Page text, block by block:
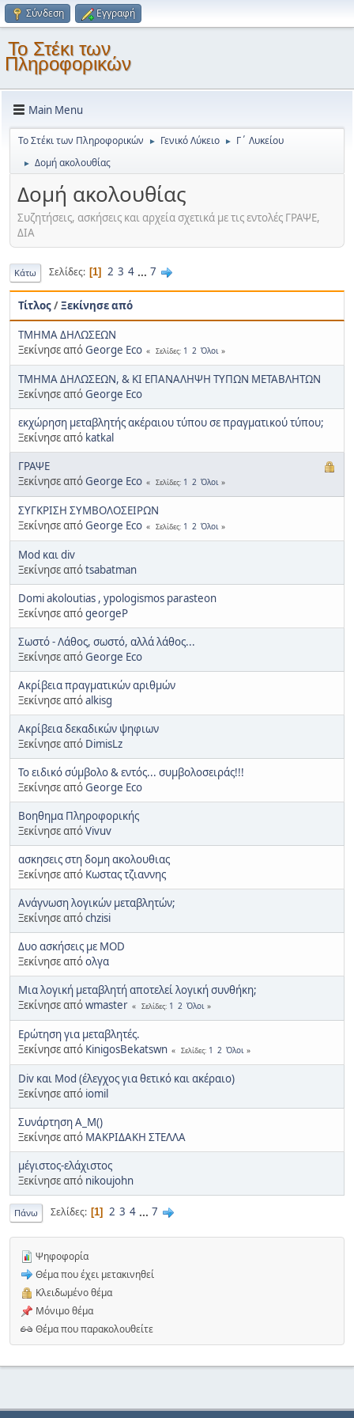
Σύνδεση Εγγραφή
Το Στέκι των
Πληροφορικών
Main Menu
Το Στέκι των Πληροφορικών ► Γενικό Λύκειο ► Γ΄ Λυκείου
► Δομή ακολουθίας
Δομή ακολουθίας
Συζητήσεις, ασκήσεις και αρχεία σχετικά με τις εντολές ΓΡΑΨΕ,
ΔΙΑ
Κάτω Σελίδες 1 2 3 4 ... 7
Τίτλος/Ξεκίνησε από
ΤΜΗΜΑ ΔΗΛΩΣΕΩΝ
Ξεκίνησε απόGeorge Eco Σελίδες 1 2 Όλοι
ΤΜΗΜΑ ΔΗΛΩΣΕΩΝ, & ΚΙ ΕΠΑΝΑΛΗΨΗ ΤΥΠΩΝ ΜΕΤΑΒΛΗΤΩΝ
Ξεκίνησε απόGeorge Eco
εκχώρηση μεταβλητής ακέραιου τύπου σε πραγματικού τύπου;
Ξεκίνησε από katkal
ΓΡΑΨΕ
Ξεκίνησε απόGeorge Eco Σελίδες 1 2 Όλοι
ΣΥΓΚΡΙΣΗ ΣΥΜΒΟΛΟΣΕΙΡΩΝ
Ξεκίνησε απόGeorge Eco Σελίδες 1 2 Όλοι
Mod και div
Ξεκίνησε απόtsabatman
Domi akoloutias , ypologismos parasteon
Ξεκίνησε απόgeorgeP
Σωστό - Λάθος, σωστό, αλλά λάθος...
Ξεκίνησε απόGeorge Eco
Ακρίβεια πραγματικών αριθμών
Ξεκίνησε απόalkisg
Ακρίβεια δεκαδικών ψηφιων
Ξεκίνησε από DimisLz
Το ειδικό σύμβολο & εντός... συμβολοσειράς!!!
Ξεκίνησε απόGeorge Eco
Βοηθημα Πληροφορικής
Ξεκίνησε απόVivuv
ασκησεις στη δομη ακολουθιας
Ξεκίνησε από Κωστας τζιαννης
Ανάγνωση λογικών μεταβλητών;
Ξεκίνησε απόchzisi
Δυο ασκήσεις με MOD
Ξεκίνησε απόολγα
Μια λογική μεταβλητή αποτελεί λογική συνθήκη;
Ξεκίνησε απόwmaster Σελίδες 1 2 Όλοι
Ερώτηση για μεταβλητές.
Ξεκίνησε από KinigosBekatswn Σελίδες 1 2 Όλοι
Div και Mod (έλεγχος για θετικό και ακέραιο)
Ξεκίνησε από iomil
Συνάρτηση Α_Μ()
Ξεκίνησε από ΜΑΚΡΙΔΑΚΗ ΣΤΕΛΛΑ
μέγιστος-ελάχιστος
Ξεκίνησε από nikoujohn
Πάνω Σελίδες 1 2 3 4 ... 7
Ψηφοφορία
Θέμα που έχει μετακινηθεί
Κλειδωμένο θέμα
Μόνιμο θέμα
Θέμα που παρακολουθείτε